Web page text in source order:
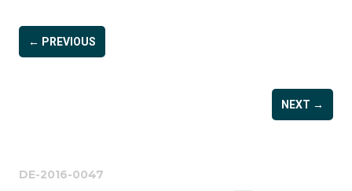
← PREVIOUS
NEXT →
DE-2016-0047